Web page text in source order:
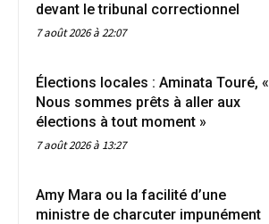
devant le tribunal correctionnel
7 août 2026 à 22:07
Élections locales : Aminata Touré, «
Nous sommes prêts à aller aux
élections à tout moment »
7 août 2026 à 13:27
Amy Mara ou la facilité d’une
ministre de charcuter impunément